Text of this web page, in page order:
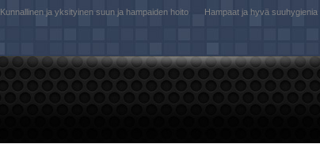
Kunnallinen ja yksityinen suun ja hampaiden hoito Hampaat ja hyvä suuhygienia